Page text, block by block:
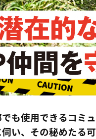
も使用できるコミ
い、その秘めたる可